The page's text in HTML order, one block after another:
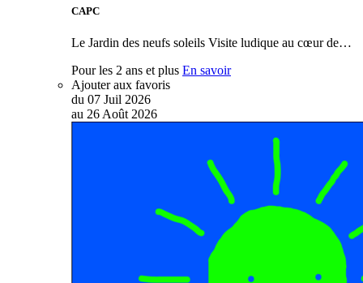
CAPC
Le Jardin des neufs soleils Visite ludique au cœur de…
Pour les 2 ans et plus En savoir
Ajouter aux favoris
du 07 Juil 2026
au 26 Août 2026